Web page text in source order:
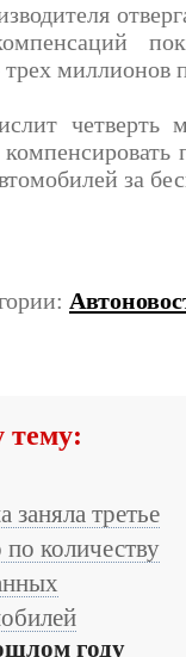
миллионов
четверть
за
тему:
заняла третье
по количеству
году